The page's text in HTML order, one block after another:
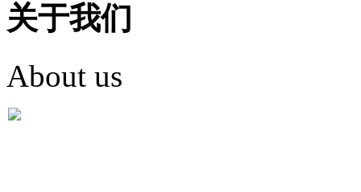
关于我们
About us